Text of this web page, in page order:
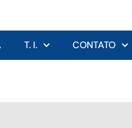
T. I. CONTATO